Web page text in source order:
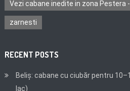
Vezi cabane inedite in zona Pestera
zarnesti
RECENT POSTS
Beliș: cabane cu ciubăr pentru
lac)